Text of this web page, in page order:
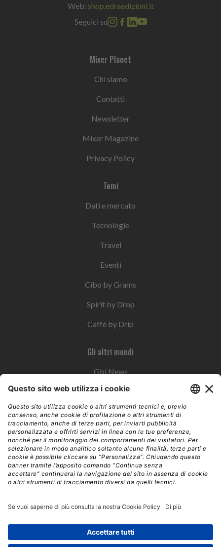
Web: shop.edraedizioni.it
Seguici su
Mixer Planet
Chi siamo
Contatti
Newsletter
Mixer Magazine
Privacy Policy
Temi
Dati e mercato
Tecnologie
Travel
Eventi
Cibo by Grams
Spirit by Drop
Caffè by Drip
Gli altri mondi
Gbi News
Instoremag
Esplora il gruppo
Edra Edizioni
Edizioni LSWR
LSWR Group
Mixer è un prodotto del network Edra Edizioni. Direzione, amministrazione,
redazione, pubblicità | © Copyright 2026 – Tutti i diritti riservati | Partita IVA e C.F.